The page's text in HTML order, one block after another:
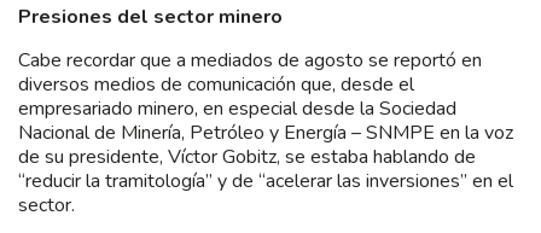
Presiones del sector minero
Cabe recordar que a mediados de agosto se reportó en
diversos medios de comunicación que, desde el
empresariado minero, en especial desde la Sociedad
Nacional de Minería, Petróleo y Energía – SNMPE en la voz
de su presidente, Víctor Gobitz, se estaba hablando de
“reducir la tramitología” y de “acelerar las inversiones” en el
sector.